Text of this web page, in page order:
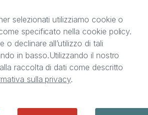
web è di proprietà di StreetLib S.r.l.
tutti i diritti di proprietà intellettuale
loghi e segni distintivi presenti
Si invita l’utente a prendere visione
support@streetlib.com
selezionati utilizziamo cookie o
specificato nella cookie policy.
o declinare all’utilizzo di tali
in basso.Utilizzando il nostro
raccolta di dati come descritto
sulla privacy.